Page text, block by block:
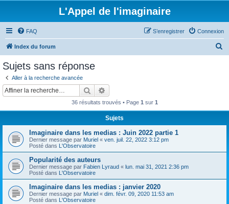
L'Appel de l'imaginaire
FAQ Connexion
S’enregistrer
Index du forum
Sujets sans réponse
Aller à la recherche avancée
Rechercher
36 résultats trouvés • Page 1 sur 1
Sujets
Imaginaire dans les medias : Juin 2022 partie 1
Dernier message par Muriel « ven. juil. 22, 2022 3:12 pm
Posté dans L'Observatoire
Popularité des auteurs
Dernier message par Fabien Lyraud « lun. mai 31, 2021 2:36 pm
Posté dans L'Observatoire
Imaginaire dans les medias : janvier 2020
Dernier message par Muriel « dim. févr. 09, 2020 11:53 am
Posté dans L'Observatoire